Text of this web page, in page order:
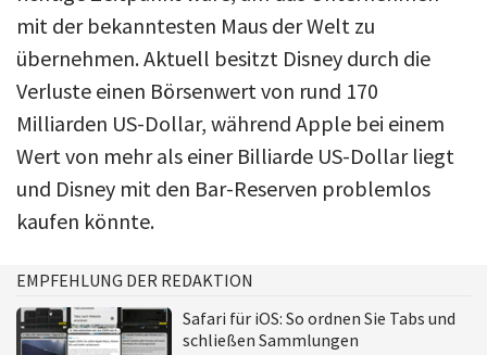
mit der bekanntesten Maus der Welt zu
übernehmen. Aktuell besitzt Disney durch die
Verluste einen Börsenwert von rund 170
Milliarden US-Dollar, während Apple bei einem
Wert von mehr als einer Billiarde US-Dollar liegt
und Disney mit den Bar-Reserven problemlos
kaufen könnte.
EMPFEHLUNG DER REDAKTION
Safari für iOS: So ordnen Sie Tabs und
schließen Sammlungen